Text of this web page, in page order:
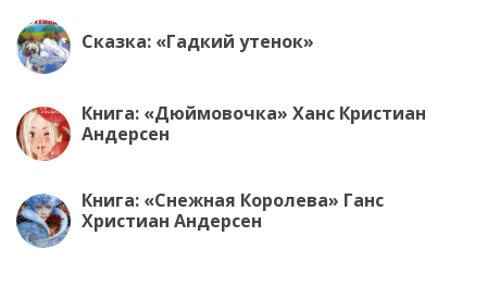
Сказка: «Гадкий утенок»
Книга: «Дюймовочка» Ханс Кристиан
Андерсен
Книга: «Снежная Королева» Ганс
Христиан Андерсен